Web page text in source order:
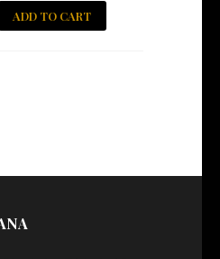
ADD TO CART